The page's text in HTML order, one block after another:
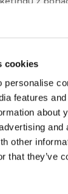
cookies
personalise
features
about
and
other
that they’ve
w
polskim
odpowiadam